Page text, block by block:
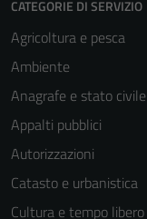
CATEGORIE DI SERVIZIO
Agricoltura e pesca
Ambiente
Anagrafe e stato civile
Appalti pubblici
Autorizzazioni
Catasto e urbanistica
Cultura e tempo libero